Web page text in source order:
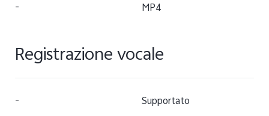
- MP4
Registrazione vocale
- Supportato